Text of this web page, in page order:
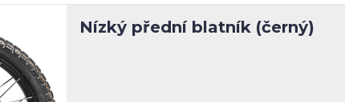
Nízký přední blatník (černý)